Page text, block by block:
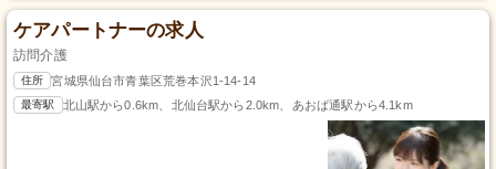
ケアパートナーの求人
訪問介護
住所 宮城県仙台市青葉区荒巻本沢1-14-14
最寄駅 北山駅から0.6km、北仙台駅から2.0km、あおば通駅から4.1km